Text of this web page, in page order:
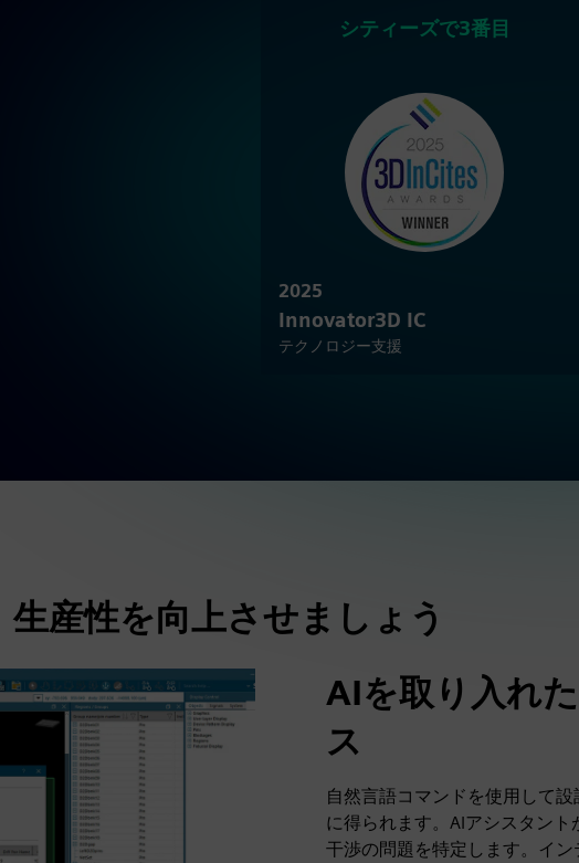
シティーズで3番目
2025
Innovator3D IC
テクノロジー支援
産性を向上させましょう
AIを取り入れ
ス
自然言語コマンドを使用して
に得られます。AIアシスタン
干渉の問題を特定します。イ